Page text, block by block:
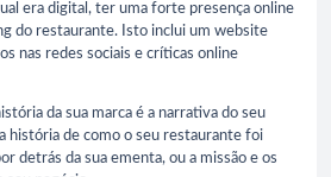
era digital, ter uma forte presença online
do restaurante. Isto inclui um website
nas redes sociais e críticas online
da sua marca é a narrativa do seu
história de como o seu restaurante foi
detrás da sua ementa, ou a missão e os